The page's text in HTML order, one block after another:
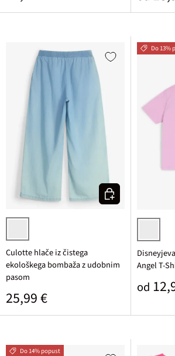
svetlo moder denim
Culotte hlače iz čistega
ekološkega bombaža z udobnim
pasom
Običajna cena
25,99 €
Izberi varianto
Do 13%
svetlo lila
Angel T-
od
Do 14% popust